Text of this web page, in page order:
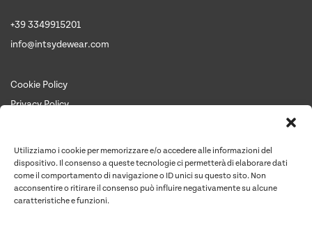
Utilizziamo i cookie per memorizzare e/o accedere alle informazioni del
dispositivo. Il consenso a queste tecnologie ci permetterà di elaborare dati
come il comportamento di navigazione o ID unici su questo sito. Non
acconsentire o ritirare il consenso può influire negativamente su alcune
caratteristiche e funzioni.
+39 3349915201
info@intsydewear.com
Cookie Policy
Privacy Policy
Contattaci per un preventivo
Contatti